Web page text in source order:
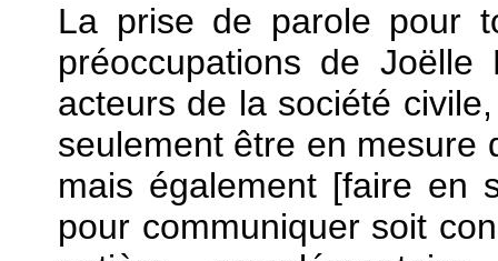
La prise de parole pour
préoccupations de
acteurs de la société
seulement être en mesure
mais également [faire en
pour communiquer soit